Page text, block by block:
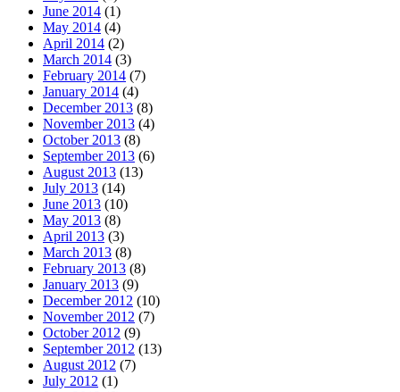
June 2014 (1)
May 2014 (4)
April 2014 (2)
March 2014 (3)
February 2014 (7)
January 2014 (4)
December 2013 (8)
November 2013 (4)
October 2013 (8)
September 2013 (6)
August 2013 (13)
July 2013 (14)
June 2013 (10)
May 2013 (8)
April 2013 (3)
March 2013 (8)
February 2013 (8)
January 2013 (9)
December 2012 (10)
November 2012 (7)
October 2012 (9)
September 2012 (13)
August 2012 (7)
July 2012 (1)